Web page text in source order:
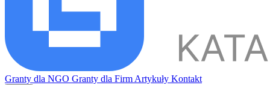
Granty dla NGO Granty dla Firm Artykuły Kontakt